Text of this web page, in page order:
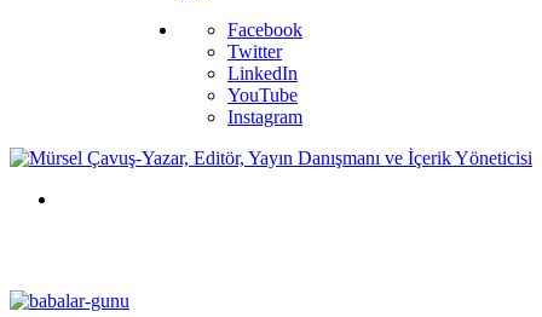
Facebook
Twitter
LinkedIn
YouTube
Instagram